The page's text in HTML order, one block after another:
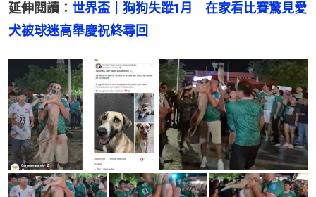
延伸閱讀： 世界盃｜狗狗失蹤1月　在家看比賽驚見愛
犬被球迷高舉慶祝終尋回